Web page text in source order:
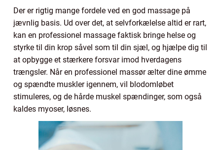
Der er rigtig mange fordele ved en god massage på
jævnlig basis. Ud over det, at selvforkælelse altid er rart,
kan en professionel massage faktisk bringe helse og
styrke til din krop såvel som til din sjæl, og hjælpe dig til
at opbygge et stærkere forsvar imod hverdagens
trængsler. Når en professionel massør ælter dine ømme
og spændte muskler igennem, vil blodomløbet
stimuleres, og de hårde muskel spændinger, som også
kaldes myoser, løsnes.